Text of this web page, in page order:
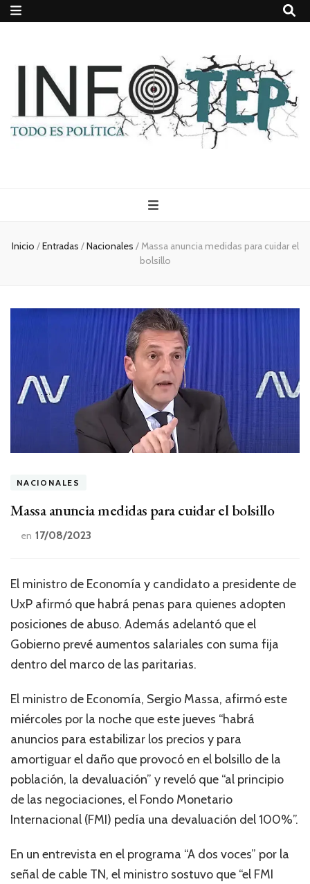
Todo es
(rosca)
política
Inicio /Entradas /Nacionales /Massa anuncia medidas para cuidar el
bolsillo
NACIONALES
Massa anuncia medidas para cuidar el bolsillo
en 17/08/2023
El ministro de Economía y candidato a presidente de
UxP afirmó que habrá penas para quienes adopten
posiciones de abuso. Además adelantó que el
Gobierno prevé aumentos salariales con suma fija
dentro del marco de las paritarias.
El ministro de Economía, Sergio Massa, afirmó este
miércoles por la noche que este jueves “habrá
anuncios para estabilizar los precios y para
amortiguar el daño que provocó en el bolsillo de la
población, la devaluación” y reveló que “al principio
de las negociaciones, el Fondo Monetario
Internacional (FMI) pedía una devaluación del 100%”.
En un entrevista en el programa “A dos voces” por la
señal de cable TN, el ministro sostuvo que “el FMI